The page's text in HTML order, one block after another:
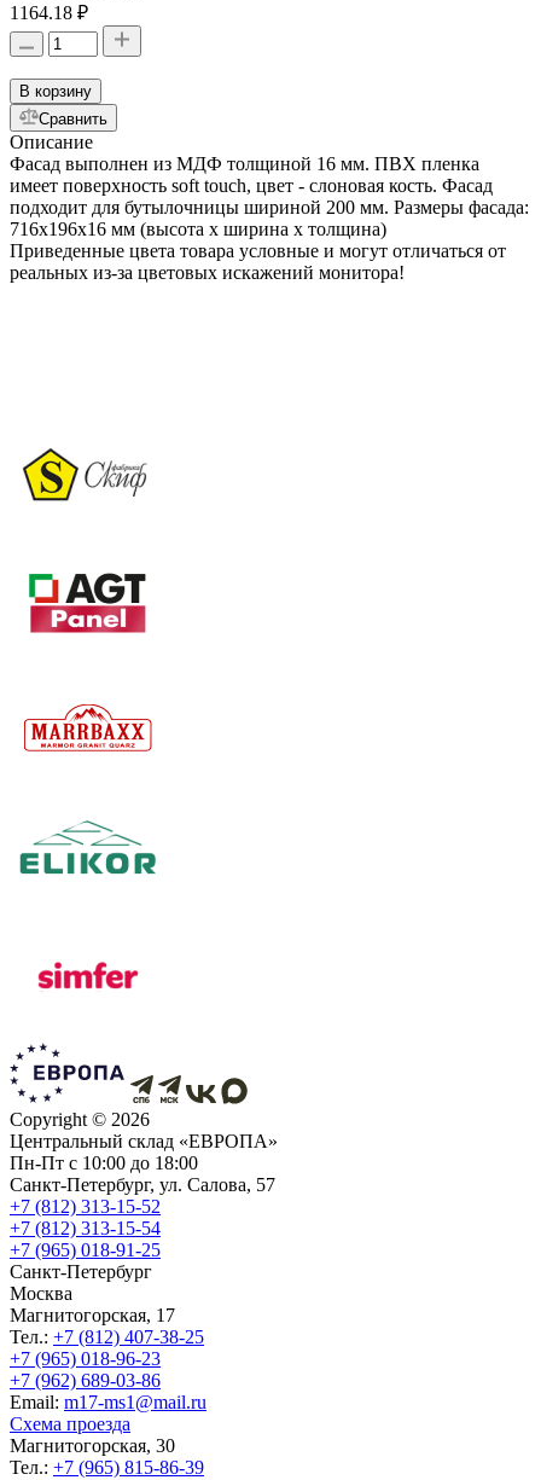
1164.18 ₽
В корзину
Сравнить
Описание
Фасад выполнен из МДФ толщиной 16 мм. ПВХ пленка
имеет поверхность soft touch, цвет - слоновая кость. Фасад
подходит для бутылочницы шириной 200 мм. Размеры фасада:
716х196х16 мм (высота х ширина х толщина)
Приведенные цвета товара условные и могут отличаться от
реальных из-за цветовых искажений монитора!
Copyright © 2026
Центральный склад «ЕВРОПА»
Пн-Пт с 10:00 до 18:00
Санкт-Петербург, ул. Салова, 57
+7 (812) 313-15-52
+7 (812) 313-15-54
+7 (965) 018-91-25
Санкт-Петербург
Москва
Магнитогорская, 17
Тел.: +7 (812) 407-38-25
+7 (965) 018-96-23
+7 (962) 689-03-86
Еmail: m17-ms1@mail.ru
Схема проезда
Магнитогорская, 30
Тел.: +7 (965) 815-86-39